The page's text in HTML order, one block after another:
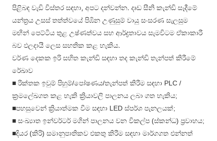
පිළිබඳ වැඩි විස්තර සඳහා, අපට දන්වන්න. දෘඩ සීනි කැන්ඩි සෑදීමේ
යන්ත්‍රය උසස් තත්ත්වයේ පිඹින උණුසුම් වායු සංසරණ සැලසුම
මඟින් පෙට්ටිය තුළ උෂ්ණත්වය සහ ආර්ද්‍රතාවය සැමවිටම ඒකාකාරී
බව ඵලදායී ලෙස සහතික කළ හැකිය.
වර්ණ දෙකක ඉරි සහිත කැන්ඩි සඳහා තද කැන්ඩි තැන්පත් කිරීමේ
රේඛාව
■ රික්තක ඉවුම් පිහුම්/පෝෂණය/තැන්පත් කිරීම සඳහා PLC /
ක්‍රමලේඛගත කළ හැකි ක්‍රියාවලි පාලනය ලබා ගත හැකිය;
■පහසුවෙන් ක්‍රියාත්මක වීම සඳහා LED ස්පර්ශ පැනලයක්;
■ සංඛ්‍යාත ඉන්වර්ටර් මගින් පාලනය වන විකල්ප (ස්කන්ධ) ප්‍රවාහය;
■දියර (කිරි) සමානුපාතිකව එකතු කිරීම සඳහා මාර්ගගත එන්නත්